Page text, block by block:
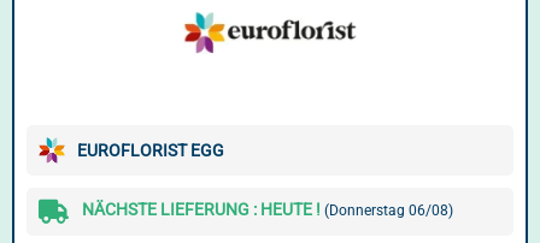
EUROFLORIST EGG
NÄCHSTE LIEFERUNG : HEUTE ! (Donnerstag 06/08)